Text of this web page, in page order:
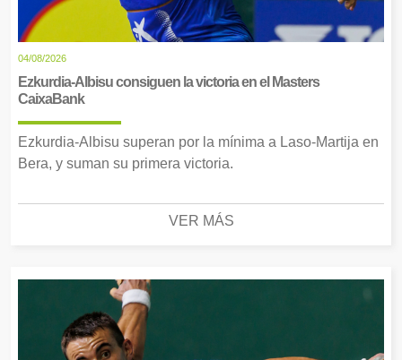
04/08/2026
Ezkurdia-Albisu consiguen la victoria en el Masters
CaixaBank
Ezkurdia-Albisu superan por la mínima a Laso-Martija en
Bera, y suman su primera victoria.
VER MÁS